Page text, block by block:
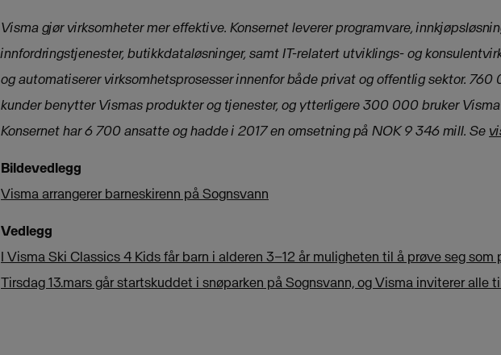
Visma gjør virksomheter mer effektive. Konsernet leverer programvare,
innfordringstjenester, butikkdataløsninger, samt IT-relatert utviklings- og
og automatiserer virksomhetsprosesser innenfor både privat og offentlig sektor.
kunder benytter Vismas produkter og tjenester, og ytterligere 300 000 bruker
Konsernet har 6 700 ansatte og hadde i 2017 en omsetning på NOK 9 346 mill. Se
Bildevedlegg
Visma arrangerer barneskirenn på Sognsvann
Vedlegg
I Visma Ski Classics 4 Kids får barn i alderen 3–12 år muligheten til å prøve seg som
Tirsdag 13.mars går startskuddet i snøparken på Sognsvann, og Visma inviterer alle